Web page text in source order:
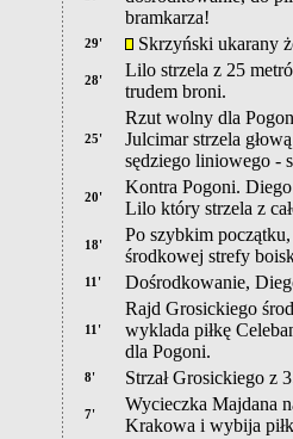
bramkarza!
29' Skrzyński ukarany
28'
Lilo strzela z 25
trudem broni.
25'
Rzut wolny dla
Julcimar strzela
sędziego liniowego -
20'
Kontra Pogoni. Diego
Lilo który strzela z
18'
Po szybkim
środkowej strefy
11' Dośrodkowanie,
11'
Rajd Grosickiego
wyklada piłkę
dla Pogoni.
8' Strzał Grosickiego z
7'
Wycieczka Majdana
Krakowa i wybija